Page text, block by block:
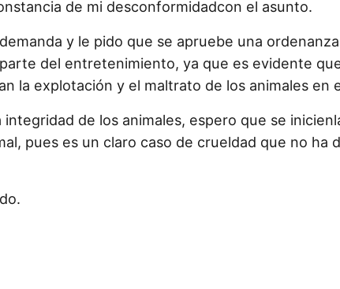
de mi desconformidadcon el asunto.
y le pido que se apruebe una
del entretenimiento, ya que es evidente
la explotación y el maltrato de los animales en
de los animales, espero que se
pues es un claro caso de crueldad que no ha